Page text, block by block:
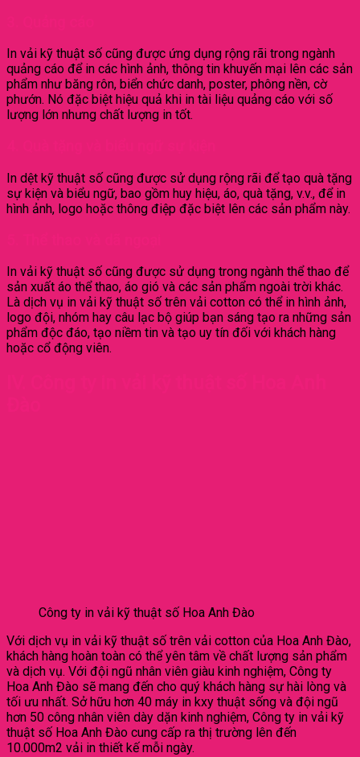
In vải kỹ thuật số cũng được ứng dụng rộng rãi trong ngành
quảng cáo để in các hình ảnh, thông tin khuyến mại lên các sản
phẩm như băng rôn, biển chức danh, poster, phông nền, cờ
phướn. Nó đặc biệt hiệu quả khi in tài liệu quảng cáo với số
lượng lớn nhưng chất lượng in tốt.
In dệt kỹ thuật số cũng được sử dụng rộng rãi để tạo quà tặng
sự kiện và biểu ngữ, bao gồm huy hiệu, áo, quà tặng, v.v., để in
hình ảnh, logo hoặc thông điệp đặc biệt lên các sản phẩm này.
In vải kỹ thuật số cũng được sử dụng trong ngành thể thao để
sản xuất áo thể thao, áo gió và các sản phẩm ngoài trời khác.
Là dịch vụ in vải kỹ thuật số trên vải cotton có thể in hình ảnh,
logo đội, nhóm hay câu lạc bộ giúp bạn sáng tạo ra những sản
phẩm độc đáo, tạo niềm tin và tạo uy tín đối với khách hàng
hoặc cổ động viên.
Công ty in vải kỹ thuật số Hoa Anh Đào
Với dịch vụ in vải kỹ thuật số trên vải cotton của Hoa Anh Đào,
khách hàng hoàn toàn có thể yên tâm về chất lượng sản phẩm
và dịch vụ. Với đội ngũ nhân viên giàu kinh nghiệm, Công ty
Hoa Anh Đào sẽ mang đến cho quý khách hàng sự hài lòng và
tối ưu nhất. Sở hữu hơn 40 máy in kxy thuật sống và đội ngũ
hơn 50 công nhân viên dày dặn kinh nghiệm, Công ty in vải kỹ
thuật số Hoa Anh Đào cung cấp ra thị trường lên đến
10.000m2 vải in thiết kế mỗi ngày.